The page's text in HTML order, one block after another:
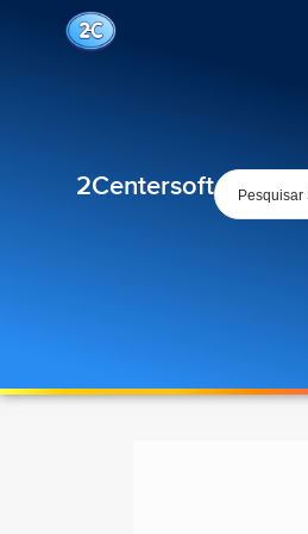
2Centersoft